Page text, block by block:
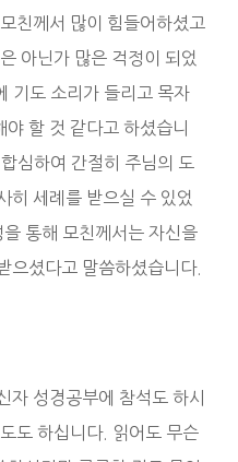
친께서 많이 힘들어하셨고
아닌가 많은 걱정이 되었
기도 소리가 들리고 목자
할 것 같다고 하셨습니
심하여 간절히 주님의 도
히 세례를 받으실 수 있었
통해 모친께서는 자신을
으셨다고 말씀하셨습니다.
자 성경공부에 참석도 하시
도 하십니다. 읽어도 무슨